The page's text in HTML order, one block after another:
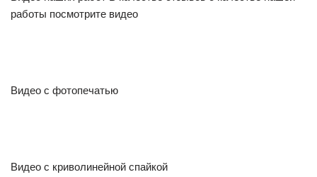
работы посмотрите видео
Видео с фотопечатью
Видео с криволинейной спайкой